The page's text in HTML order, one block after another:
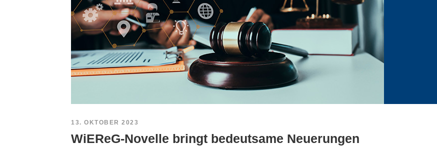
13. OKTOBER 2023
WiEReG-Novelle bringt bedeutsame Neuerungen